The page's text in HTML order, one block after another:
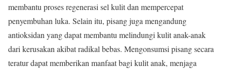
membantu proses regenerasi sel kulit dan mempercepat
penyembuhan luka. Selain itu, pisang juga mengandung
antioksidan yang dapat membantu melindungi kulit anak-anak
dari kerusakan akibat radikal bebas. Mengonsumsi pisang secara
teratur dapat memberikan manfaat bagi kulit anak, menjaga